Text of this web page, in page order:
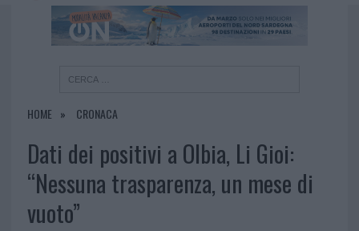
HOME CRONACA
Dati dei positivi a Olbia, Li Gioi:
“Nessuna trasparenza, un mese di
vuoto”